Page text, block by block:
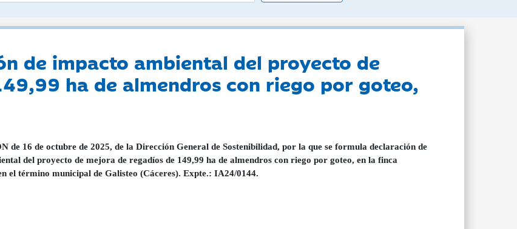
de impacto ambiental del proyecto de
ha de almendros con riego por goteo,
de 16 de octubre de 2025, de la Dirección General de Sostenibilidad, por la que se formula declaración de
del proyecto de mejora de regadíos de 149,99 ha de almendros con riego por goteo, en la finca
el término municipal de Galisteo (Cáceres). Expte.: IA24/0144.